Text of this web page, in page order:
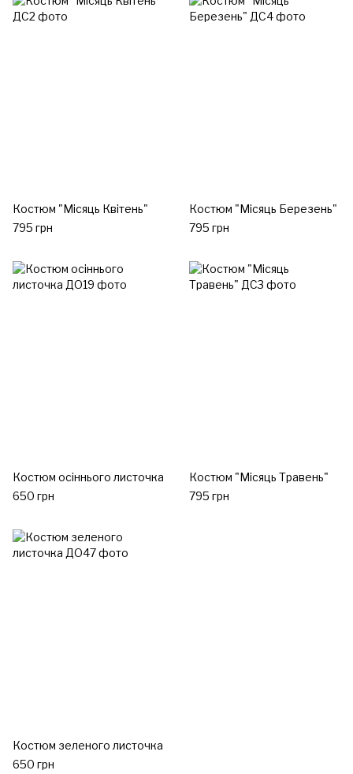
Костюм "Місяць Квітень"
795 грн
Костюм "Місяць Березень"
795 грн
Костюм осіннього листочка
650 грн
Костюм "Місяць Травень"
795 грн
Костюм зеленого листочка
650 грн